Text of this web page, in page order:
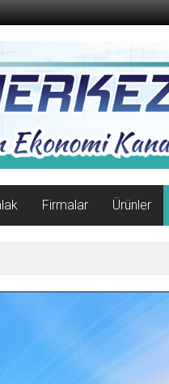
Firmalar Ürünler